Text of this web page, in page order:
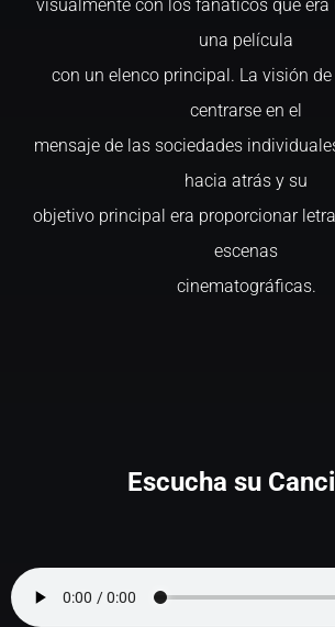
visualmente con los fanáticos que era
una película
con un elenco principal. La visión de
centrarse en el
mensaje de las sociedades
hacia atrás y su
objetivo principal era proporcionar
escenas
cinematográficas.
Escucha su